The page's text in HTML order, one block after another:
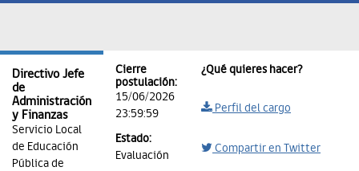
Directivo Jefe
de
Administración
y Finanzas
Servicio Local
de Educación
Pública de
Cierre
postulación:
15/06/2026
23:59:59
Estado:
Evaluación
¿Qué quieres hacer?
Perfil del cargo
Compartir en Twitter